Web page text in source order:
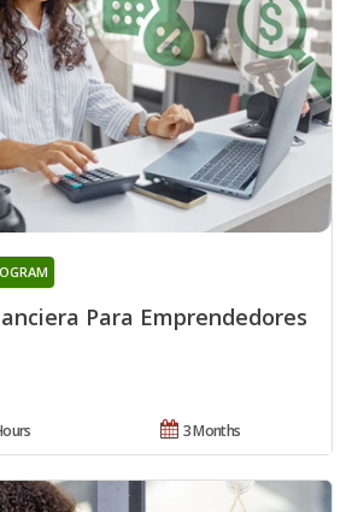
Para Emprendedores
3 Months